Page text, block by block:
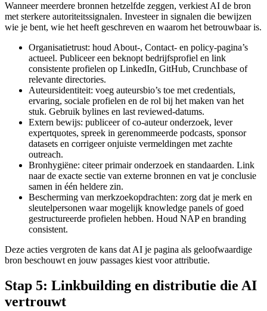
Wanneer meerdere bronnen hetzelfde zeggen, verkiest AI de bron
met sterkere autoriteitssignalen. Investeer in signalen die bewijzen
wie je bent, wie het heeft geschreven en waarom het betrouwbaar is.
Organisatietrust: houd About-, Contact- en policy-pagina’s
actueel. Publiceer een beknopt bedrijfsprofiel en link
consistente profielen op LinkedIn, GitHub, Crunchbase of
relevante directories.
Auteursidentiteit: voeg auteursbio’s toe met credentials,
ervaring, sociale profielen en de rol bij het maken van het
stuk. Gebruik bylines en last reviewed-datums.
Extern bewijs: publiceer of co-auteur onderzoek, lever
expertquotes, spreek in gerenommeerde podcasts, sponsor
datasets en corrigeer onjuiste vermeldingen met zachte
outreach.
Bronhygiëne: citeer primair onderzoek en standaarden. Link
naar de exacte sectie van externe bronnen en vat je conclusie
samen in één heldere zin.
Bescherming van merkzoekopdrachten: zorg dat je merk en
sleutelpersonen waar mogelijk knowledge panels of goed
gestructureerde profielen hebben. Houd NAP en branding
consistent.
Deze acties vergroten de kans dat AI je pagina als geloofwaardige
bron beschouwt en jouw passages kiest voor attributie.
Stap 5: Linkbuilding en distributie die AI
vertrouwt